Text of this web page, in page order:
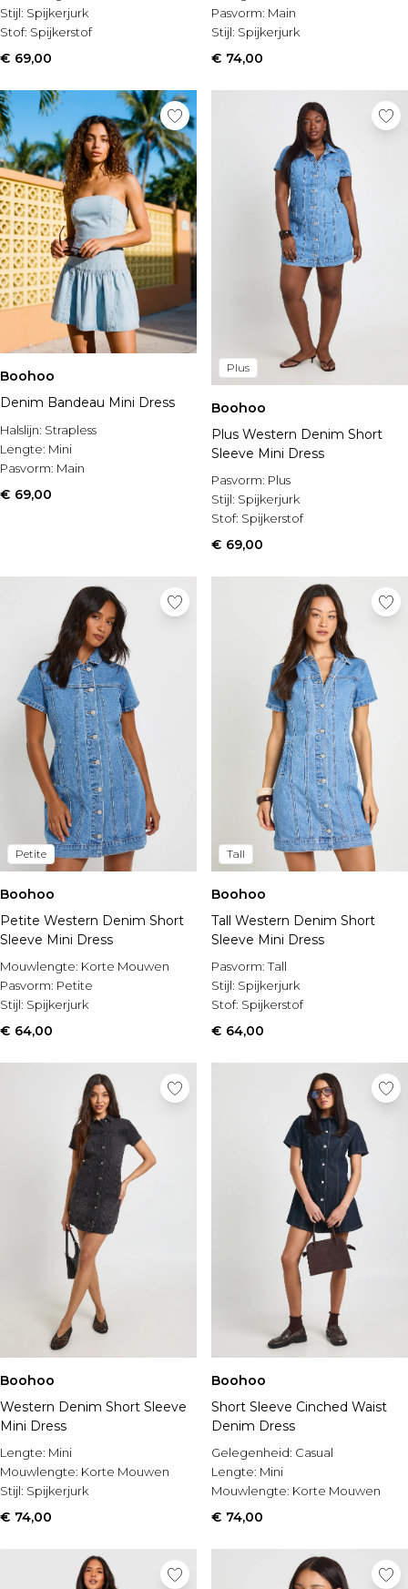
Stijl: Spijkerjurk
Stof: Spijkerstof
€ 69,00
Pasvorm: Main
Stijl: Spijkerjurk
€ 74,00
Boohoo
Denim Bandeau Mini Dress
Halslijn: Strapless
Lengte: Mini
Pasvorm: Main
€ 69,00
Plus
Boohoo
Plus Western Denim Short
Sleeve Mini Dress
Pasvorm: Plus
Stijl: Spijkerjurk
Stof: Spijkerstof
€ 69,00
Petite
Boohoo
Petite Western Denim Short
Sleeve Mini Dress
Mouwlengte: Korte Mouwen
Pasvorm: Petite
Stijl: Spijkerjurk
€ 64,00
Tall
Boohoo
Tall Western Denim Short
Sleeve Mini Dress
Pasvorm:Tall
Stijl: Spijkerjurk
Stof: Spijkerstof
€ 64,00
Boohoo
Western Denim Short Sleeve
Mini Dress
Lengte: Mini
Mouwlengte: Korte Mouwen
Stijl: Spijkerjurk
€ 74,00
Boohoo
Short Sleeve Cinched Waist
Denim Dress
Gelegenheid: Casual
Lengte: Mini
Mouwlengte: Korte Mouwen
€ 74,00